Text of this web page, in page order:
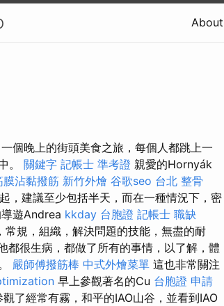
About
個晚上的街頭美食之旅，每個人都跳上一
。 關鍵字 記帳士 準考證 親愛的Hornyák
膜沾黏撥筋 新竹外燴 谷歌seo 台北 整骨
，建議至少包括半天，而在一種情況下，密
遊Andrea kkday 台胞證 記帳士 職缺
常規，組織，解決問題的技能，無盡的耐
都很生病，都做了所有的事情，以了解，體
嚴師傅撥筋棒 中式外燴菜單 這也非常關注
早上參觀著名的Cu 台胞證 申請
了經常有霧，和平的IAO山谷，並看到IAO